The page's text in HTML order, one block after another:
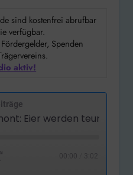
sind kostenfrei abrufbar
verfügbar.
Spenden
aktiv!
Eier werden teurer
3:02